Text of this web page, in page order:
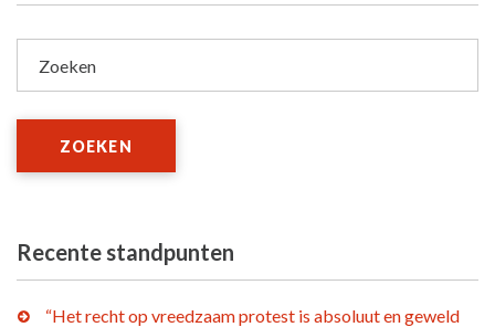
Zoeken
ZOEKEN
Recente standpunten
“Het recht op vreedzaam protest is absoluut en geweld